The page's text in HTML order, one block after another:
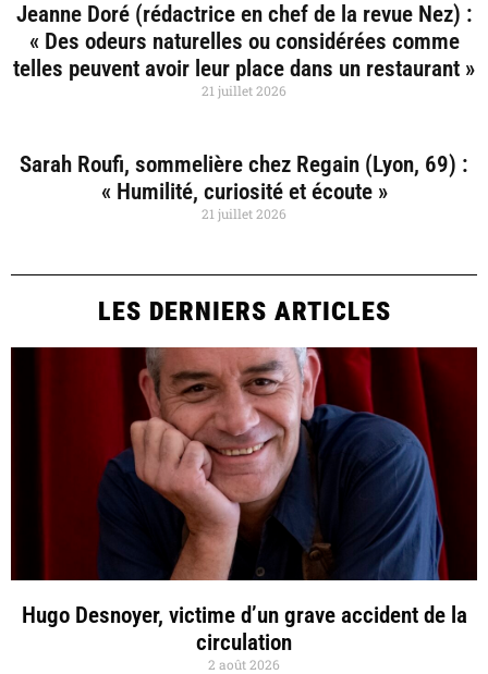
Jeanne Doré (rédactrice en chef de la revue Nez) :
« Des odeurs naturelles ou considérées comme
telles peuvent avoir leur place dans un restaurant »
21 juillet 2026
Sarah Roufi, sommelière chez Regain (Lyon, 69) :
« Humilité, curiosité et écoute »
21 juillet 2026
LES DERNIERS ARTICLES
Hugo Desnoyer, victime d’un grave accident de la
circulation
2 août 2026